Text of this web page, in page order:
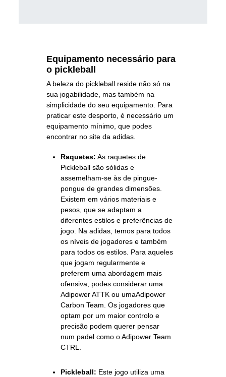
Equipamento necessário para
o pickleball
A beleza do pickleball reside não só na
sua jogabilidade, mas também na
simplicidade do seu equipamento. Para
praticar este desporto, é necessário um
equipamento mínimo, que podes
encontrar nosite da adidas
Raquetes: As raquetes de
Pickleball são sólidas e
assemelham-se às de pingue-
pongue de grandes dimensões.
Existem em vários materiais e
pesos, que se adaptam a
diferentes estilos e preferências de
jogo. Na adidas, temos para todos
os níveis de jogadores e também
para todos os estilos. Para aqueles
que jogam regularmente e
preferem uma abordagem mais
ofensiva, podes considerar uma
Adipower ATTK ou umaAdipower
Carbon Team. Os jogadores que
optam por um maior controlo e
precisão podem querer pensar
num padel como oAdipower Team
CTRL.
Pickleball: Este jogo utiliza uma